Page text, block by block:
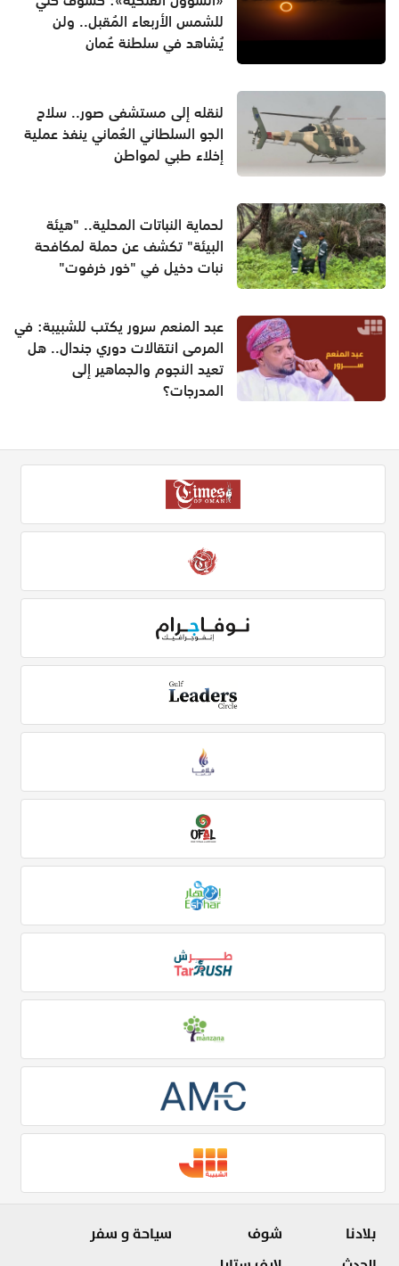
للشمس الأربعاء المُقبل.. ولن
يُشاهد في سلطنة عُمان
لنقله إلى مستشفى صور.. سلاح
الجو السلطاني العُماني ينفذ عملية
إخلاء طبي لمواطن
لحماية النباتات المحلية.. "هيئة
البيئة" تكشف عن حملة لمكافحة
نبات دخيل في "خور خرفوت"
عبد المنعم سرور يكتب للشبيبة: في
المرمى انتقالات دوري جندال.. هل
تعيد النجوم والجماهير إلى
المدرجات؟
بلادنا
شوف
سياحة و سفر